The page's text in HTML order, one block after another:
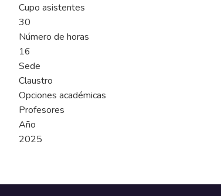
Cupo asistentes
30
Número de horas
16
Sede
Claustro
Opciones académicas
Profesores
Año
2025